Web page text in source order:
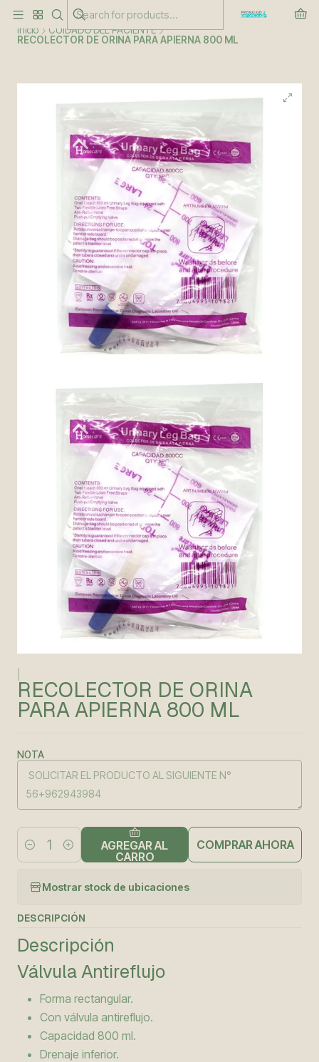
Inicio
CUIDADO DEL PACIENTE
RECOLECTOR DE ORINA PARA APIERNA 800 ML
RECOLECTOR DE ORINA
PARA APIERNA 800 ML
NOTA
Cantidad
AGREGAR AL
CARRO
COMPRAR AHORA
Mostrar stock de ubicaciones
DESCRIPCIÓN
Descripción
Válvula Antireflujo
Forma rectangular.
Con válvula antireflujo.
Capacidad 800 ml.
Drenaje inferior.